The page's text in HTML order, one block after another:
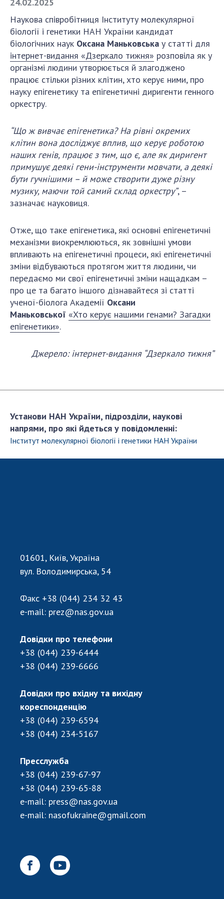
СТРУКТУРА
Президія НАН України
Апарат Президії
Секція фізико-технічних і математичних
наук
Секція хімічних і біологічних наук
Секція суспільних і гуманітарних наук
Установи при Президії
Ради, комітети та комісії
Наукові центри МОН та НАН України
Громадські організації
ДІЯЛЬНІСТЬ
Засідання Президії НАН України
Сесії Загальних зборів НАН України
Річні звіти НАН України
Річні фінансові звіти НАН України
Наукові публікації та видавнича діяльність
Охорона прав інтелектуальної власності та
Наукові об'єкти, що становлять національне
Оцінювання ефективності діяльності
наукових установ
Конкурси наукових досліджень НАН України
Міжнародні угоди
Міжнародні програми та конкурси
Нормативні акти НАН України
Вибори до складу НАН України
Бланки документів
ЗАСІДАННЯ ПРЕЗИДІЇ НАН УКРАЇНИ
НАУКОВІ ВИДАННЯ
МЕДІА ПРО НАС
АКАДЕМІЯ КОМЕНТУЄ
КОНТАКТИ
ПРОФСПІЛКА НАН УКРАЇНИ
Наукова співробітниця Інституту молекулярної
біології і генетики НАН України кандидат
біологічних наук Оксана Маньковська у статті для
інтернет-видання «Дзеркало тижня» розповіла як у
організмі людини утворюється й злагоджено
працює стільки різних клітин, хто керує ними, про
науку епігенетику та епігенетичні диригенти генного
оркестру.
“Що ж вивчає епігенетика? На рівні окремих
клітин вона досліджує вплив, що керує роботою
наших генів, працює з тим, що є, але як диригент
примушує деякі гени-інструменти мовчати, а деякі
бути гучнішими – й може створити дуже різну
музику, маючи той самий склад оркестру”, –
зазначає науковиця.
Отже, що таке епігенетика, які основні епігенетичні
механізми виокремлюються, як зовнішні умови
впливають на епігенетичні процеси, які епігенетичні
зміни відбуваються протягом життя людини, чи
передаємо ми свої епігенетичні зміни нащадкам –
про це та багато іншого дізнавайтеся зі статті
ученої-біолога Академії Оксани
Маньковської «Хто керує нашими генами? Загадки
епігенетики».
Джерело:інтернет-видання “Дзеркало тижня”
Установи НАН України, підрозділи, наукові
напрями, про які йдеться у повідомленні:
Інститут молекулярної біології і генетики НАН України
01601, Київ, Україна
вул. Володимирська, 54
Факс +38 (044) 234 32 43
e-mail: prez@nas.gov.ua
Довідки про телефони
+38 (044) 239-6444
+38 (044) 239-6666
Довідки про вхідну та вихідну
кореспонденцію
+38 (044) 239-6594
+38 (044) 234-5167
Пресслужба
+38 (044) 239-67-97
+38 (044) 239-65-88
e-mail: press@nas.gov.ua
e-mail: nasofukraine@gmail.com